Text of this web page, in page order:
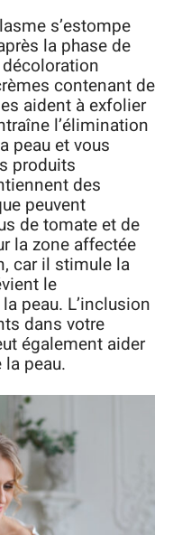
s’estompe
la phase de
contenant de
aident à exfolier
l’élimination
peau et vous
produits
des
peuvent
de tomate et de
la zone affectée
car il stimule la
le
peau. L’inclusion
dans votre
également aider
peau.